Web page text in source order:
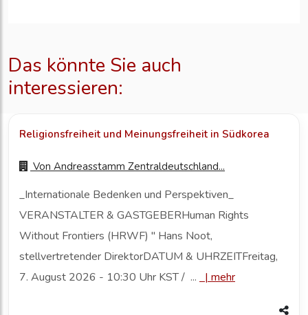
Das könnte Sie auch
interessieren:
Religionsfreiheit und Meinungsfreiheit in Südkorea
Von Andreasstamm Zentraldeutschland...
_Internationale Bedenken und Perspektiven_
VERANSTALTER & GASTGEBERHuman Rights
Without Frontiers (HRWF) " Hans Noot,
stellvertretender DirektorDATUM & UHRZEITFreitag,
7. August 2026 - 10:30 Uhr KST / ...
| mehr